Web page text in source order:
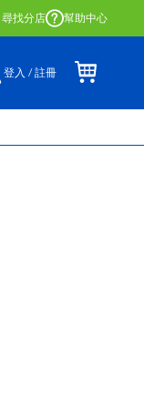
服務 網上購買並在店內
尋找分店 幫助中心
登入 / 註冊